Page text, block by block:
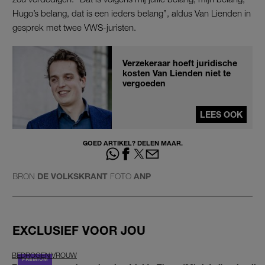
Hugo’s belang, dat is een ieders belang”, aldus Van Lienden in
gesprek met twee VWS-juristen.
Verzekeraar hoeft juridische
kosten Van Lienden niet te
vergoeden
LEES OOK
GOED ARTIKEL? DELEN MAAR.
BRON DE VOLKSKRANT FOTO ANP
EXCLUSIEF VOOR JOU
BEDROGEN VROUW